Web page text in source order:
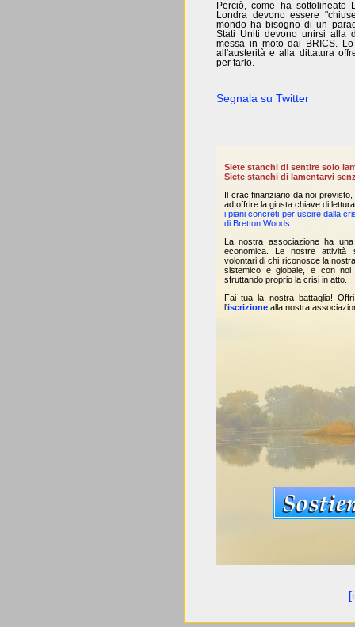
Perciò, come ha
Londra devono essere
mondo ha bisogno di un
Stati Uniti devono unirsi alla
messa in moto dai BRICS.
all'austerità e alla dittatura
per farlo.
Segnala su Twitter
Siete stanchi di sentire solo
Siete stanchi di lamentarvi
Il crac finanziario da noi
ad offrire la giusta chiave di
i piani concreti per uscire dalla
di Bretton Woods
La nostra associazione ha
economica. Le nostre attività
volontari di chi riconosce la
sistemico e globale, e con
sfruttando proprio la crisi in atto.
Fai tua la nostra battaglia!
l'iscrizione alla nostra